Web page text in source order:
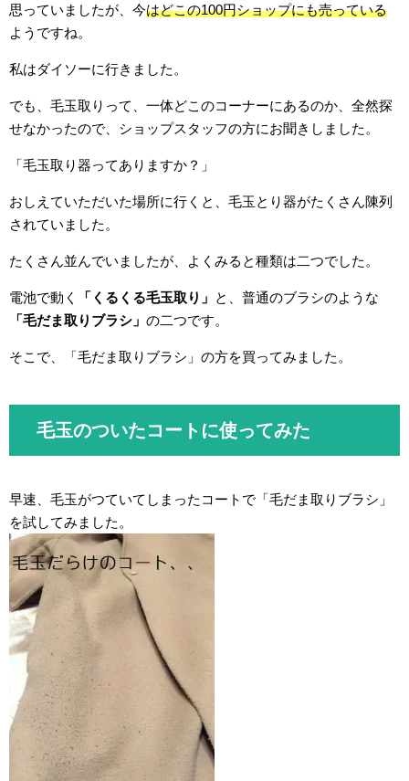
思っていましたが、今はどこの100円ショップにも売っている
ようですね。
私はダイソーに行きました。
でも、毛玉取りって、一体どこのコーナーにあるのか、全然探
せなかったので、ショップスタッフの方にお聞きしました。
「毛玉取り器ってありますか？」
おしえていただいた場所に行くと、毛玉とり器がたくさん陳列
されていました。
たくさん並んでいましたが、よくみると種類は二つでした。
電池で動く 「くるくる毛玉取り」 と、普通のブラシのような
「毛だま取りブラシ」 の二つです。
そこで、「毛だま取りブラシ」の方を買ってみました。
毛玉のついたコートに使ってみた
早速、毛玉がつていてしまったコートで「毛だま取りブラシ」
を試してみました。